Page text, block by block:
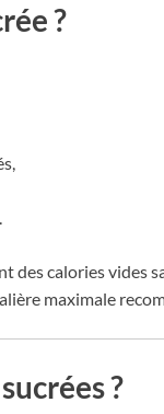
?
des calories vides
maximale
?